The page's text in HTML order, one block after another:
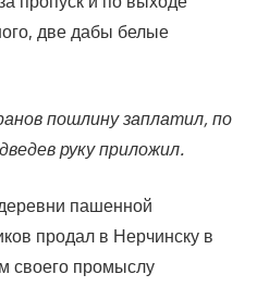
две дабы белые
пошлину заплатил, по
руку приложил.
деревни пашенной
продал в Нерчинску в
своего промыслу